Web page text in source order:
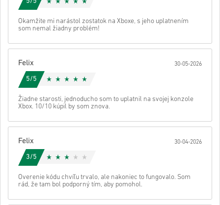
• Zadaj svoju e-mailovú adresu
• Vyber si preferovaný spôsob platby
Zrušiť Odoslať
Okamžite mi narástol zostatok na Xboxe, s jeho uplatnením
som nemal žiadny problém!
Felix 30-05-2026
5/5
Žiadne starosti, jednoducho som to uplatnil na svojej konzole
Xbox. 10/10 kúpil by som znova.
Felix 30-04-2026
3/5
Overenie kódu chvíľu trvalo, ale nakoniec to fungovalo. Som
rád, že tam bol podporný tím, aby pomohol.